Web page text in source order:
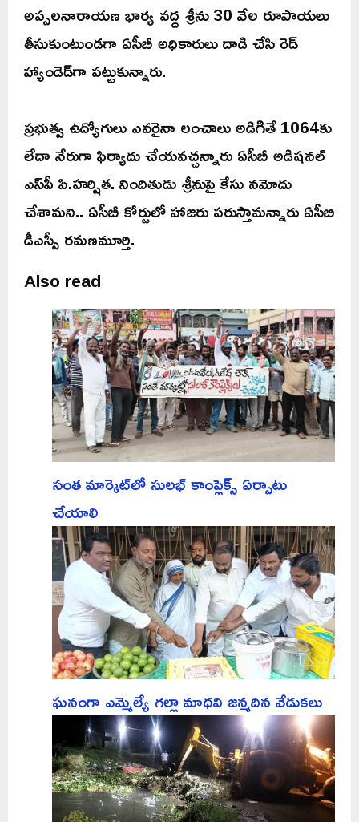
అప్పలనారాయణ భార్య వద్ద శ్రీను 30 వేల రూపాయలు
తీసుకుంటుండగా ఏసీబీ అధికారులు దాడి చేసి రెడ్
హ్యాండెడ్‌గా పట్టుకున్నారు.
ప్రభుత్వ ఉద్యోగులు ఎవరైనా లంచాలు అడిగితే 1064కు
లేదా నేరుగా ఫిర్యాదు చేయవచ్చన్నారు ఏసీబీ అడిషనల్‌
ఎస్‌పీ పి.హర్షిత. నిందితుడు శ్రీనుపై కేసు నమోదు
చేశామని.. ఏసీబీ కోర్టులో హాజరు పరుస్తామన్నారు ఏసీబి
డీఎస్పీ రమణమూర్తి.
Also read
సంత మార్కెట్‌లో సులభ్ కాంప్లెక్స్ ఏర్పాటు
చేయాలి
ఘనంగా ఎమ్మెల్యే గల్లా మాధవి జన్మదిన వేడుకలు